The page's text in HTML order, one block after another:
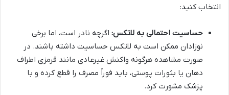
انتخاب کنید:
حساسیت احتمالی به لاتکس: اگرچه نادر است، اما برخی
نوزادان ممکن است به لاتکس حساسیت داشته باشند. در
صورت مشاهده هرگونه واکنش غیرعادی مانند قرمزی اطراف
دهان یا بثورات پوستی، باید فوراً مصرف را قطع کرده و با
پزشک مشورت کرد.